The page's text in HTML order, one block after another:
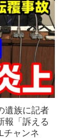
遺族に記者
報「訴える
チャンネ